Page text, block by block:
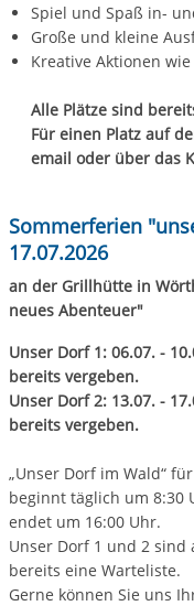
Spiel und Spaß in-
Große und kleine
Kreative Aktionen
Alle Plätze sind
Für einen Platz auf
email oder über das
Sommerferien
17.07.2026
an der Grillhütte in
neues Abenteuer"
Unser Dorf 1: 06.07. -
bereits vergeben.
Unser Dorf 2: 13.07. -
bereits vergeben.
„Unser Dorf im Wald“
beginnt täglich um 8:30
endet um 16:00 Uhr.
Unser Dorf 1 und 2
bereits eine Warteliste.
Gerne können Sie uns